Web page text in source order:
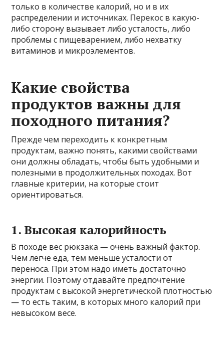
только в количестве калорий, но и в их
распределении и источниках. Перекос в какую-
либо сторону вызывает либо усталость, либо
проблемы с пищеварением, либо нехватку
витаминов и микроэлементов.
Какие свойства
продуктов важны для
походного питания?
Прежде чем переходить к конкретным
продуктам, важно понять, какими свойствами
они должны обладать, чтобы быть удобными и
полезными в продолжительных походах. Вот
главные критерии, на которые стоит
ориентироваться.
1. Высокая калорийность
В походе вес рюкзака — очень важный фактор.
Чем легче еда, тем меньше усталости от
переноса. При этом надо иметь достаточно
энергии. Поэтому отдавайте предпочтение
продуктам с высокой энергетической плотностью
— то есть таким, в которых много калорий при
невысоком весе.